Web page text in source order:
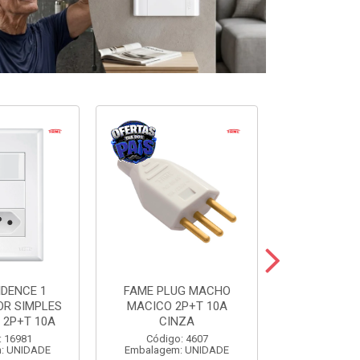
1
SIMPLES
2P+T 10A
16981
UNIDADE
FAME PLUG MACHO
MACICO 2P+T 10A
CINZA
Código: 4607
Embalagem: UNIDADE